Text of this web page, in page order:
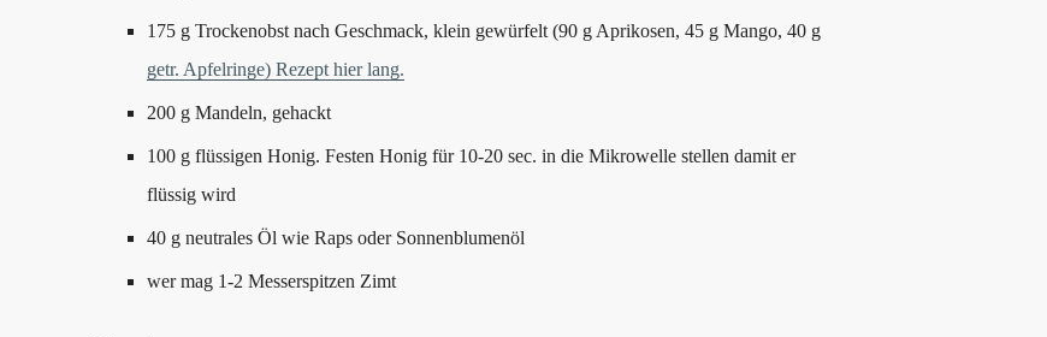
175 g Trockenobst nach Geschmack, klein gewürfelt (90 g Aprikosen, 45 g Mango, 40 g
getr. Apfelringe) Rezept hier lang.
200 g Mandeln, gehackt
100 g flüssigen Honig. Festen Honig für 10-20 sec. in die Mikrowelle stellen damit er
flüssig wird
40 g neutrales Öl wie Raps oder Sonnenblumenöl
wer mag 1-2 Messerspitzen Zimt